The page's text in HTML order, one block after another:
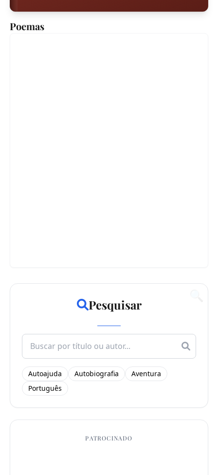
Poemas
Pesquisar
Search
for:
Autoajuda Autobiografia
Aventura
Português
PATROCINADO